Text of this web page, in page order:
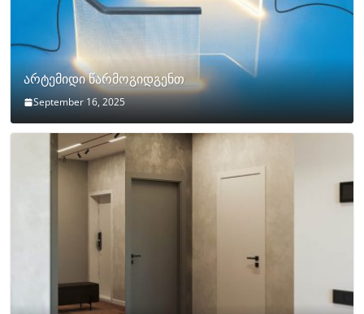
არტემიდი წარმოგიდგენთ
September 16, 2025